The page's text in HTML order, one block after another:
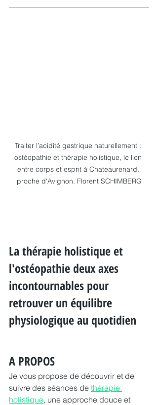
Traiter l’acidité gastrique naturellement :
ostéopathie et thérapie holistique, le lien
entre corps et esprit à Chateaurenard,
proche d'Avignon. Florent SCHIMBERG
La thérapie holistique et
l'ostéopathie deux axes
incontournables pour
retrouver un équilibre
physiologique au quotidien
A PROPOS
Je vous propose de découvrir et de
suivre des séances de thérapie
holistique, une approche douce et